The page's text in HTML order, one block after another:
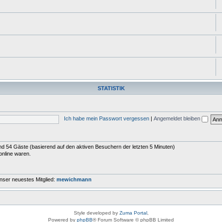
STATISTIK
Ich habe mein Passwort vergessen Angemeldet bleiben
54 Gäste (basierend auf den aktiven Besuchern der letzten 5 Minuten)
waren.
neuestes Mitglied: mewichmann
Style developed by Zuma Portal,
Powered by phpBB® Forum Software © phpBB Limited